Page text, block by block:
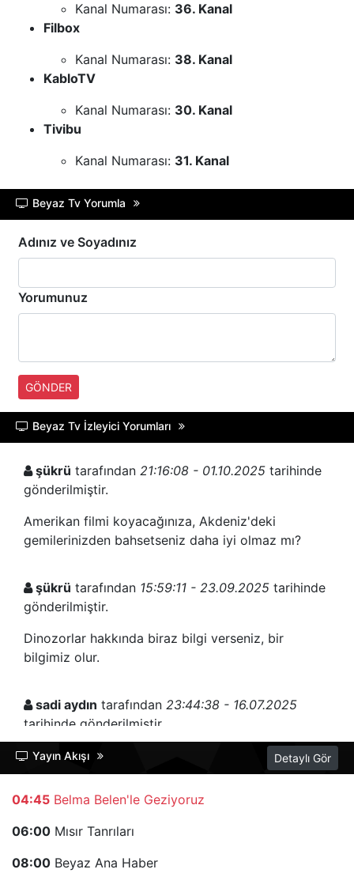
Kanal Numarası: 36. Kanal
Filbox
Kanal Numarası: 38. Kanal
KabloTV
Kanal Numarası: 30. Kanal
Tivibu
Kanal Numarası: 31. Kanal
Beyaz Tv Yorumla
Adınız ve Soyadınız
Yorumunuz
GÖNDER
Beyaz Tv İzleyici Yorumları
şükrü tarafından 21:16:08 - 01.10.2025 tarihinde
gönderilmiştir.
Amerikan filmi koyacağınıza, Akdeniz'deki
gemilerinizden bahsetseniz daha iyi olmaz mı?
şükrü tarafından 15:59:11 - 23.09.2025 tarihinde
gönderilmiştir.
Dinozorlar hakkında biraz bilgi verseniz, bir
bilgimiz olur.
sadi aydın tarafından 23:44:38 - 16.07.2025
tarihinde gönderilmiştir.
Ses bazen boğuk çıkıyor.
Fuat Dursuntarafından22:32:08 - 21.03.2024
Yayın Akışı Detaylı Gör
04:45 Belma Belen'le Geziyoruz
06:00 Mısır Tanrıları
08:00 Beyaz Ana Haber